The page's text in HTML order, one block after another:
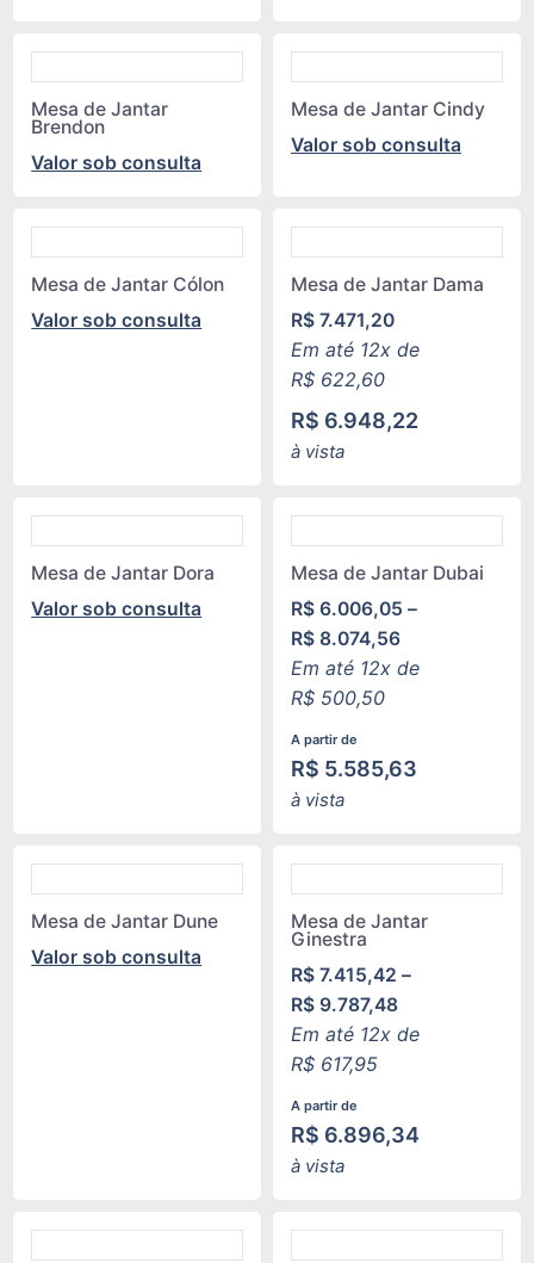
Mesa de Jantar
Brendon
Valor sob consulta
Mesa de Jantar Cindy
Valor sob consulta
Mesa de Jantar Cólon
Valor sob consulta
Mesa de Jantar Dama
R$ 7.471,20
Em até 12x de
R$ 622,60
R$ 6.948,22
à vista
Mesa de Jantar Dora
Valor sob consulta
Mesa de Jantar Dubai
R$ 6.006,05 –
R$ 8.074,56
Em até 12x de
R$ 500,50
A partir de
R$ 5.585,63
à vista
Mesa de Jantar Dune
Valor sob consulta
Mesa de Jantar
Ginestra
R$ 7.415,42 –
R$ 9.787,48
Em até 12x de
R$ 617,95
A partir de
R$ 6.896,34
à vista